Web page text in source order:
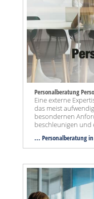
Personalberatung
Eine externe
das meist
besondernen
beschleunigen und
... Personalberatung